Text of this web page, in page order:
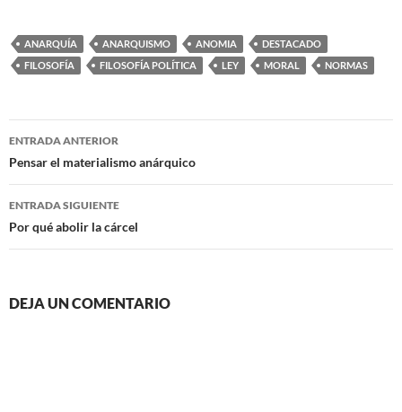
ANARQUÍA ANARQUISMO ANOMIA
DESTACADO
FILOSOFÍA
FILOSOFÍA POLÍTICA LEY MORAL NORMAS
Navegación
de
entradas
ENTRADA ANTERIOR
Pensar el materialismo anárquico
ENTRADA SIGUIENTE
Por qué abolir la cárcel
DEJA UN COMENTARIO